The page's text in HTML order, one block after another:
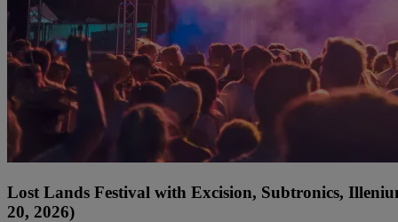
Lost Lands Festival with Excision, Subtronics,
20, 2026)